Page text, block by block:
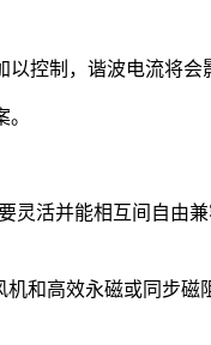
控制，谐波电流将会
活并能相互间自由
和高效永磁或同步磁